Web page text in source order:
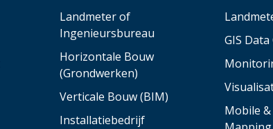
Landmeter of
Ingenieursbureau
Horizontale Bouw
(Grondwerken)
Verticale Bouw (BIM)
Installatiebedrijf
GIS
Mobile